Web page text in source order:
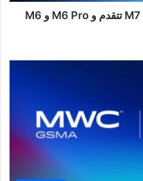
آبل تُغيّر خططها.. معالجات M7 تتقدم و M6 Pro و M6